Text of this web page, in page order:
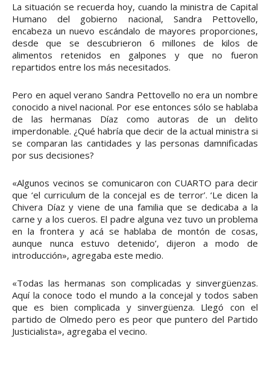
La situación se recuerda hoy, cuando la ministra de Capital
Humano del gobierno nacional, Sandra Pettovello,
encabeza un nuevo escándalo de mayores proporciones,
desde que se descubrieron 6 millones de kilos de
alimentos retenidos en galpones y que no fueron
repartidos entre los más necesitados.
Pero en aquel verano Sandra Pettovello no era un nombre
conocido a nivel nacional. Por ese entonces sólo se hablaba
de las hermanas Díaz como autoras de un delito
imperdonable. ¿Qué habría que decir de la actual ministra si
se comparan las cantidades y las personas damnificadas
por sus decisiones?
«Algunos vecinos se comunicaron con CUARTO para decir
que ‘el curriculum de la concejal es de terror’. ‘Le dicen la
Chivera Díaz y viene de una familia que se dedicaba a la
carne y a los cueros. El padre alguna vez tuvo un problema
en la frontera y acá se hablaba de montón de cosas,
aunque nunca estuvo detenido’, dijeron a modo de
introducción», agregaba este medio.
«Todas las hermanas son complicadas y sinvergüenzas.
Aquí la conoce todo el mundo a la concejal y todos saben
que es bien complicada y sinvergüenza. Llegó con el
partido de Olmedo pero es peor que puntero del Partido
Justicialista», agregaba el vecino.